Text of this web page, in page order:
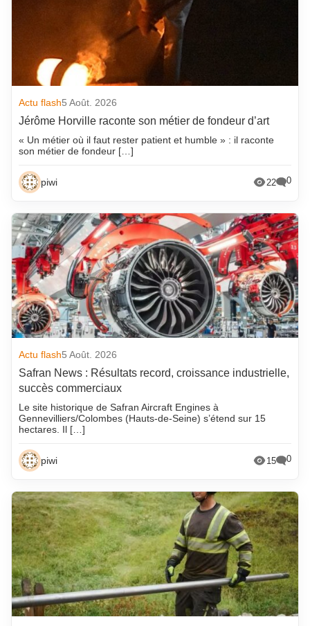
Actu flash5 Août. 2026
Jérôme Horville raconte son métier de fondeur d’art
« Un métier où il faut rester patient et humble » : il raconte
son métier de fondeur […]
piwi 22 0
Actu flash5 Août. 2026
Safran News : Résultats record, croissance industrielle,
succès commerciaux
Le site historique de Safran Aircraft Engines à
Gennevilliers/Colombes (Hauts-de-Seine) s’étend sur 15
hectares. Il […]
piwi 15 0